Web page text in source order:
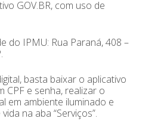
GOV.BR, com uso de
do IPMU: Rua Paraná, 408 –
basta baixar o aplicativo
CPF e senha, realizar o
em ambiente iluminado e
na aba “Serviços”.